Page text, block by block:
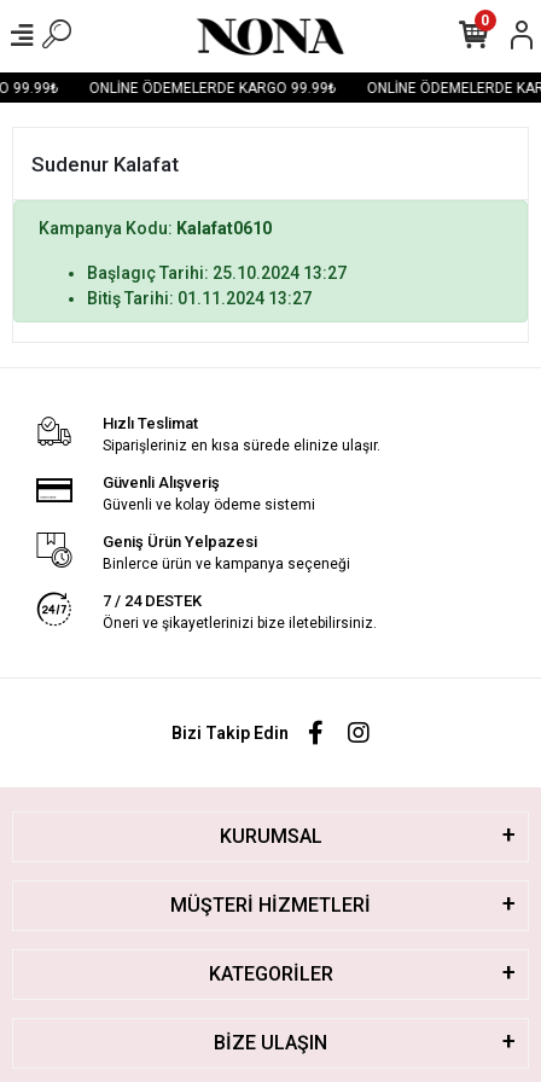
99.99₺ ONLİNE ÖDEMELERDE KARGO 99.99₺ ONLİNE ÖDEMELERDE
0
Sudenur Kalafat
Kampanya Kodu: Kalafat0610
Başlagıç Tarihi: 25.10.2024 13:27
Bitiş Tarihi: 01.11.2024 13:27
Hızlı Teslimat
Siparişleriniz en kısa sürede elinize ulaşır.
Güvenli Alışveriş
Güvenli ve kolay ödeme sistemi
Geniş Ürün Yelpazesi
Binlerce ürün ve kampanya seçeneği
7 / 24 DESTEK
Öneri ve şikayetlerinizi bize iletebilirsiniz.
Bizi Takip Edin
KURUMSAL
MÜŞTERİ HİZMETLERİ
KATEGORİLER
BİZE ULAŞIN